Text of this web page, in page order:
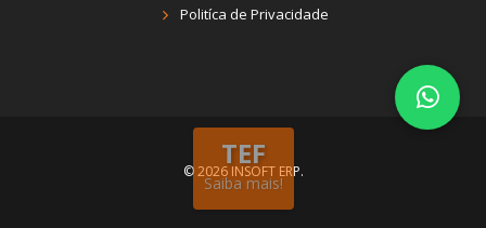
TEF
Saiba mais!
Politíca de Privacidade
© 2026 INSOFT ERP.